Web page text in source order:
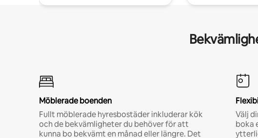
Möblerade boenden
Fullt möblerade hyresbostäder inkluderar kök
och de bekvämligheter du behöver för att
kunna bo bekvämt en månad eller längre. Det
Välj
boka